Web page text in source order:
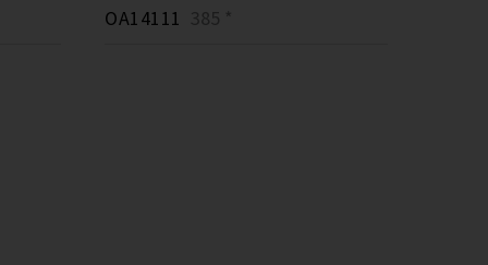
OA14111 385 *